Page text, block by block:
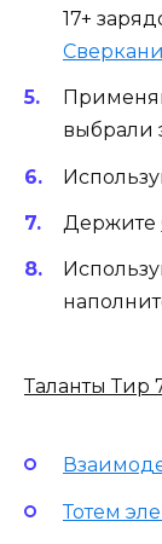
17+
выбрали
Держите
Таланты Тир
Тотем